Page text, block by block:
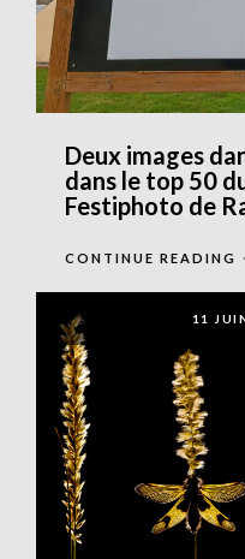
Deux images
dans le top 50
Festiphoto de
CONTINUE READING
11